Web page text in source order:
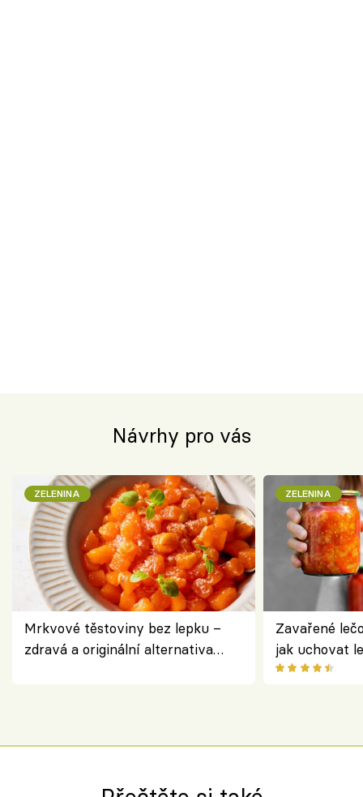
Návrhy pro vás
ZELENINA
Mrkvové těstoviny bez lepku –
zdravá a originální alternativa
ZELENINA
Zavařené
jak uchovat